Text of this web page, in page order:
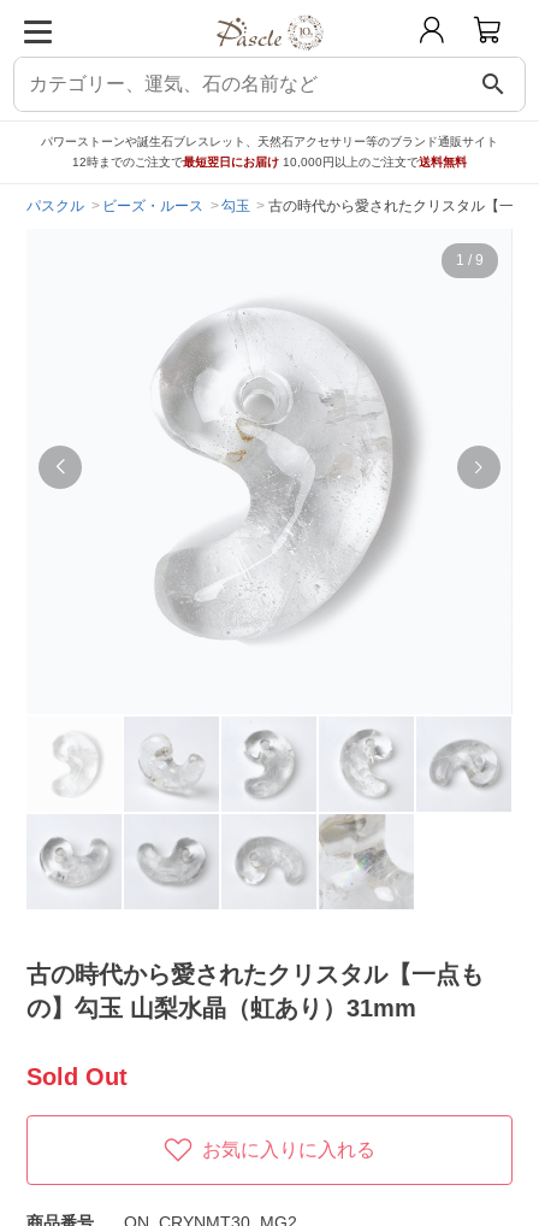
search
パワーストーンや誕生石ブレスレット、天然石アクセサリー等のブランド通販サイト
12時までのご注文で最短翌日にお届け 10,000円以上のご注文で送料無料
パスクル ビーズ・ルース 勾玉 古の時代から愛されたクリスタル【一点
1 / 9
古の時代から愛されたクリスタル【一点も
の】勾玉 山梨水晶（虹あり）31mm
Sold Out
お気に入りに入れる